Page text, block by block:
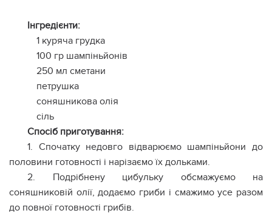
Інгредієнти:
1 куряча грудка
100 гр шампіньйонів
250 мл сметани
петрушка
соняшникова олія
сіль
Спосіб приготування:
1. Спочатку недовго відварюємо шампіньйони до
половини готовності і нарізаємо їх дольками.
2. Подрібнену цибульку обсмажуємо на
соняшниковій олії, додаємо гриби і смажимо усе разом
до повної готовності грибів.